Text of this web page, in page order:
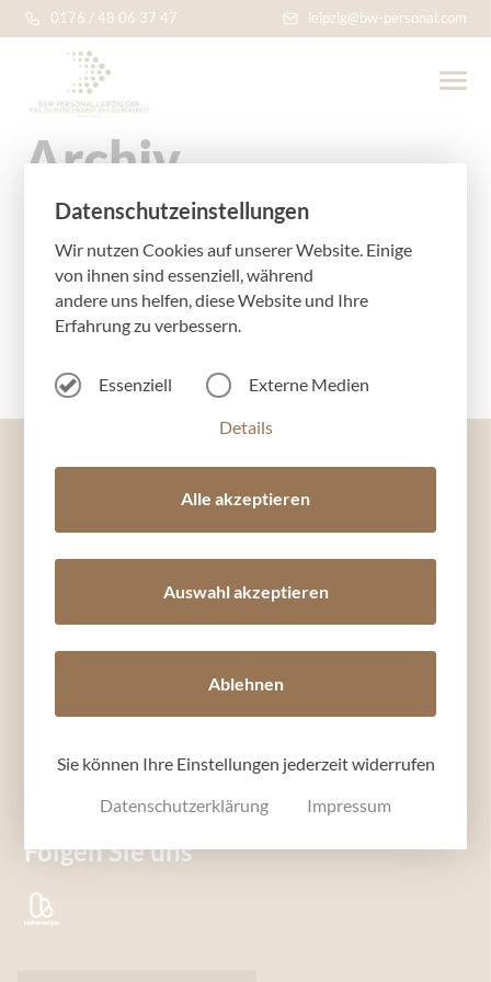
0176 / 48 06 37 47 leipzig@bw-personal.com
Archiv
Fahrlehrer m/w/d
Mehr Informationen
Kontakt
Weiteres
Impressum
Folgen Sie uns
Datenschutzeinstellungen
Wir nutzen Cookies auf unserer Website. Einige
von ihnen sind essenziell, während
andere uns helfen, diese Website und Ihre
Erfahrung zu verbessern.
Essenziell Externe Medien
Details
Alle akzeptieren
Auswahl akzeptieren
Ablehnen
Sie können Ihre Einstellungen jederzeit widerrufen
Datenschutzerklärung Impressum